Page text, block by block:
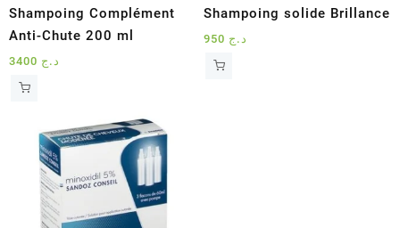
Shampoing Complément
Anti-Chute 200 ml
د.ج
Shampoing solide Brillance
د.ج